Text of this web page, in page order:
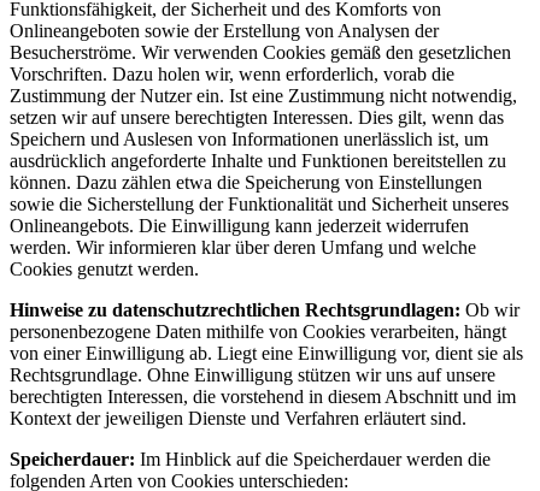
Funktionsfähigkeit, der Sicherheit und des Komforts von
Onlineangeboten sowie der Erstellung von Analysen der
Besucherströme. Wir verwenden Cookies gemäß den gesetzlichen
Vorschriften. Dazu holen wir, wenn erforderlich, vorab die
Zustimmung der Nutzer ein. Ist eine Zustimmung nicht notwendig,
setzen wir auf unsere berechtigten Interessen. Dies gilt, wenn das
Speichern und Auslesen von Informationen unerlässlich ist, um
ausdrücklich angeforderte Inhalte und Funktionen bereitstellen zu
können. Dazu zählen etwa die Speicherung von Einstellungen
sowie die Sicherstellung der Funktionalität und Sicherheit unseres
Onlineangebots. Die Einwilligung kann jederzeit widerrufen
werden. Wir informieren klar über deren Umfang und welche
Cookies genutzt werden.
Hinweise zu datenschutzrechtlichen Rechtsgrundlagen: Ob wir
personenbezogene Daten mithilfe von Cookies verarbeiten, hängt
von einer Einwilligung ab. Liegt eine Einwilligung vor, dient sie als
Rechtsgrundlage. Ohne Einwilligung stützen wir uns auf unsere
berechtigten Interessen, die vorstehend in diesem Abschnitt und im
Kontext der jeweiligen Dienste und Verfahren erläutert sind.
Speicherdauer: Im Hinblick auf die Speicherdauer werden die
folgenden Arten von Cookies unterschieden: